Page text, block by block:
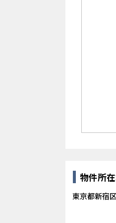
物件所
東京都新宿